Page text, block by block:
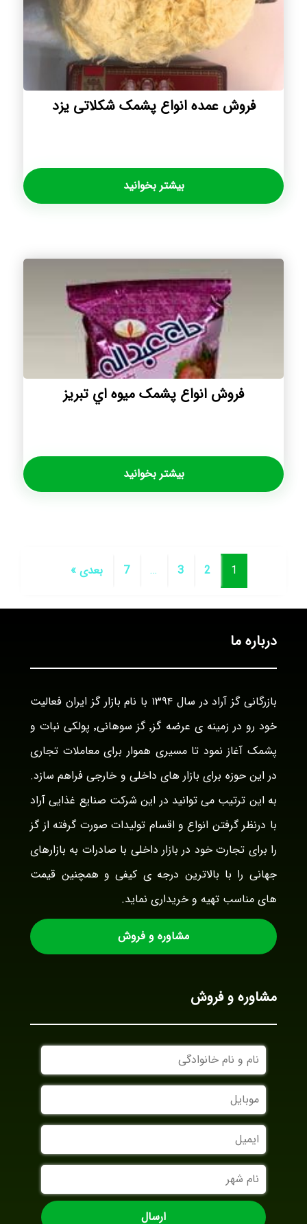
فروش عمده انواع پشمک شکلاتی یزد
بیشتر بخوانید
فروش انواع پشمک ميوه اي تبريز
بیشتر بخوانید
1
2
3
…
7 بعدی »
درباره ما
بازرگانی گز آراد در سال ۱۳۹۴ با نام بازار گز ایران فعالیت
خود رو در زمینه ی عرضه گز٬ گز سوهانی٬ پولکی نبات و
پشمک آغاز نمود تا مسیری هموار برای معاملات تجاری
در این حوزه برای بازار های داخلی و خارجی فراهم سازد.
به این ترتیب می توانید در این شرکت صنایع غذایی آراد
با درنظر گرفتن انواع و اقسام تولیدات صورت گرفته از گز
را برای تجارت خود در بازار داخلی با صادرات به بازارهای
جهانی را با بالاترین درجه ی کیفی و همچنین قیمت
های مناسب تهیه و خریداری نماید.
مشاوره و فروش
مشاوره و فروش
نام
و
نام
خانوادگی
موبایل
ایمیل
نام
شهر